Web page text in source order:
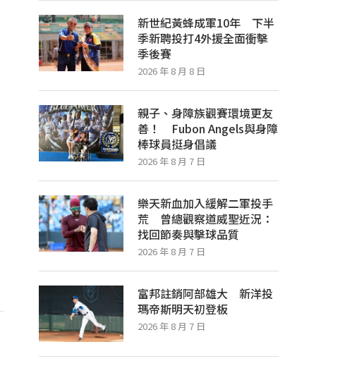
新世紀黃蜂成軍10年 下半
季新聘投打4外援全面衝擊
季後賽
2026 年 8 月 8 日
親子、身障族觀賽環境更友
善！ Fubon Angels與身障
棒球員挺身倡議
2026 年 8 月 7 日
樂天新血加入緩解二軍投手
荒 曾總觀察道威聖近況：
找回節奏與擊球品質
2026 年 8 月 7 日
富邦註銷阿部雄大 新洋投
瑪帝斯明天初登板
2026 年 8 月 7 日